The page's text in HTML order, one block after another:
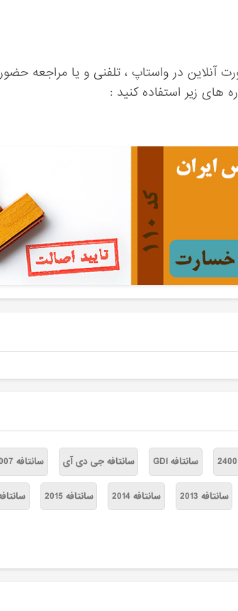
آنلاین در واستاپ ، تلفنی و یا مراجعه
های زیر استفاده کنید :
سانتافه GDI سانتافه جی دی آی سانتافه 2007
سانتافه 2013 سانتافه 2014 سانتافه 2015 سانتافه